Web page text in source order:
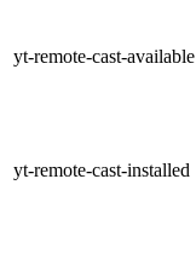
yt-remote-cast-available
yt-remote-cast-installed